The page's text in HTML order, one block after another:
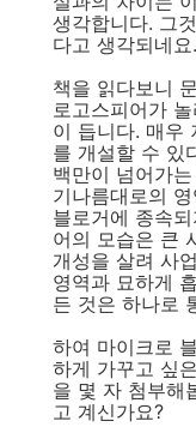
생각합니다. 그
다고 생각되네요.
책을 읽다보니
로고스피어가
이 듭니다. 매우
를 개설할 수 있
백만이 넘어가
기나름대로의
블로거에 종속
어의 모습은 큰
개성을 살려 사
영역과 묘하게
든 것은 하나로
하여 마이크로
하게 가꾸고 싶
을 몇 자 첨부해
고 계신가요?